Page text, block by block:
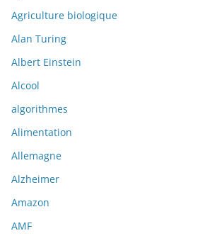
Agriculture biologique
Alan Turing
Albert Einstein
Alcool
algorithmes
Alimentation
Allemagne
Alzheimer
Amazon
AMF